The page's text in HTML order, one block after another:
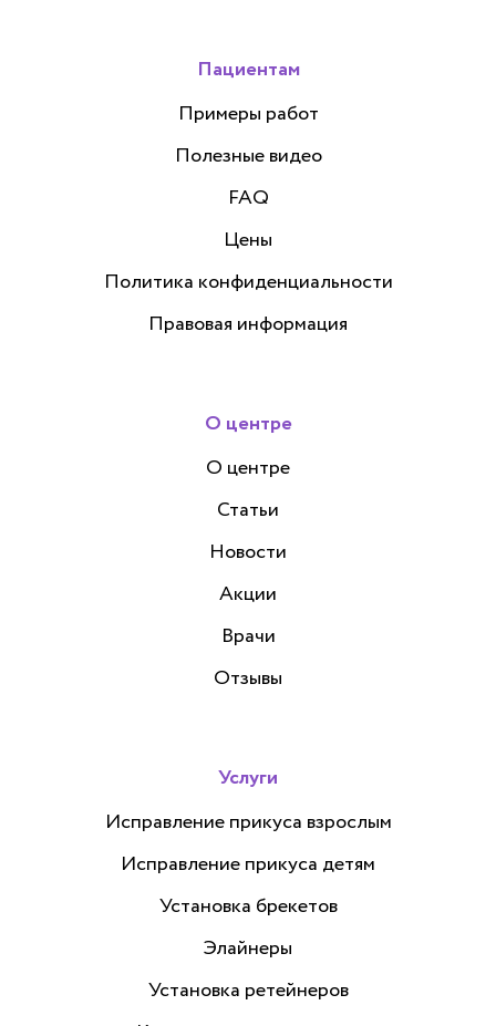
Пациентам
Примеры работ
Полезные видео
FAQ
Цены
Политика конфиденциальности
Правовая информация
О центре
О центре
Статьи
Новости
Акции
Врачи
Отзывы
Услуги
Исправление прикуса взрослым
Исправление прикуса детям
Установка брекетов
Элайнеры
Установка ретейнеров